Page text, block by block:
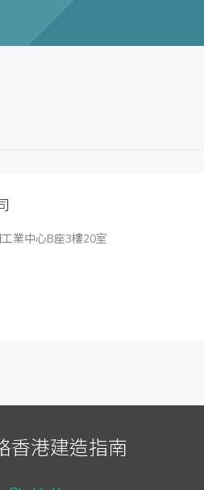
業中心B座3樓20室
香港建造指南